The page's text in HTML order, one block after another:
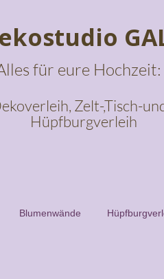
für eure Hochzeit:
Zelt-,Tisch-
Hüpfburgverleih
Blumenwände